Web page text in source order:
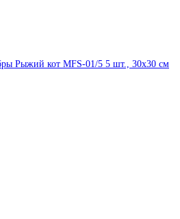
Рыжий кот MFS-01/5 5 шт., 30х30 см